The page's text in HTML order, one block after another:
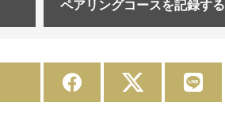
ペアリングコースを記録する